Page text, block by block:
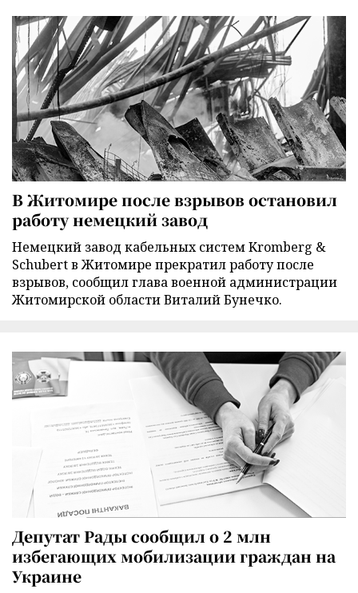
В Житомире после взрывов остановил
работу немецкий завод
Немецкий завод кабельных систем Kromberg &
Schubert в Житомире прекратил работу после
взрывов, сообщил глава военной администрации
Житомирской области Виталий Бунечко.
Депутат Рады сообщил о 2 млн
избегающих мобилизации граждан на
Украине